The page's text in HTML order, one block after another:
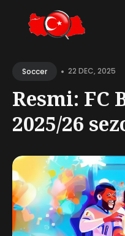
forSoccer • 22 DEC, 2025
Resmi: FC
2025/26